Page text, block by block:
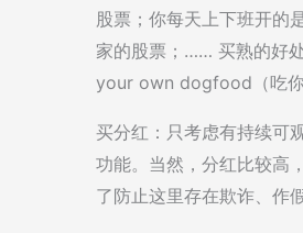
股票；你每天上下班开的
家的股票；…… 买熟的好
your own dogfood（吃你
买分红：只考虑有持续可
功能。当然，分红比较高
了防止这里存在欺诈、作